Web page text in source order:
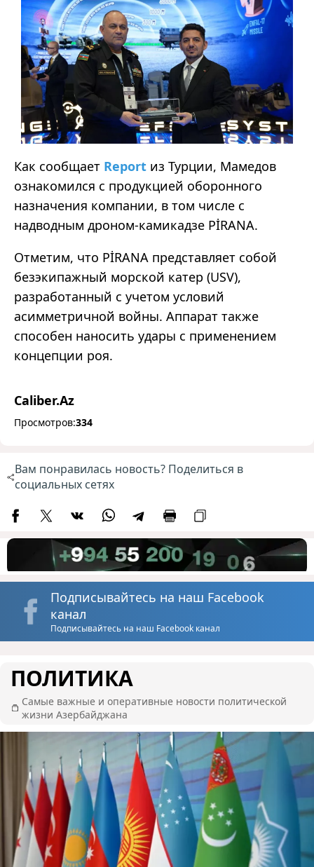
Как сообщает Report из Турции, Мамедов
ознакомился с продукцией оборонного
назначения компании, в том числе с
надводным дроном-камикадзе PİRANA.
Отметим, что PİRANA представляет собой
безэкипажный морской катер (USV),
разработанный с учетом условий
асимметричной войны. Аппарат также
способен наносить удары с применением
концепции роя.
Caliber.Az
Просмотров:334
Вам понравилась новость? Поделиться в
социальных сетях
Подписывайтесь на наш Facebook
канал
Подписывайтесь на наш Facebook канал
ПОЛИТИКА
Самые важные и оперативные новости политической
жизни Азербайджана